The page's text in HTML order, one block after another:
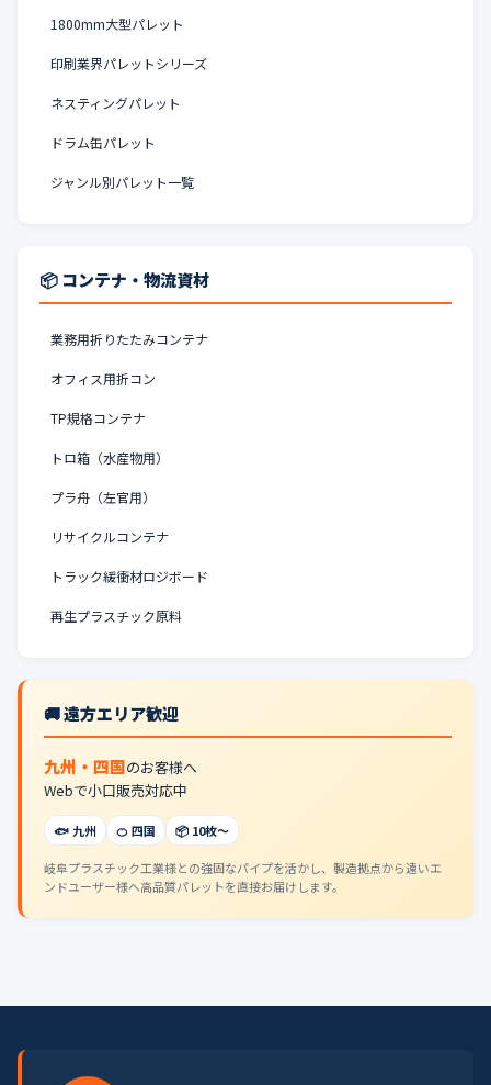
1800mm大型パレット
印刷業界パレットシリーズ
ネスティングパレット
ドラム缶パレット
ジャンル別パレット一覧
📦 コンテナ・物流資材
業務用折りたたみコンテナ
オフィス用折コン
TP規格コンテナ
トロ箱（水産物用）
プラ舟（左官用）
リサイクルコンテナ
トラック緩衝材ロジボード
再生プラスチック原料
🚚 遠方エリア歓迎
九州・四国のお客様へ
Webで小口販売対応中
🐟 九州 🍊 四国 📦 10枚〜
岐阜プラスチック工業様との強固なパイプを活かし、製造拠点から遠いエ
ンドユーザー様へ高品質パレットを直接お届けします。